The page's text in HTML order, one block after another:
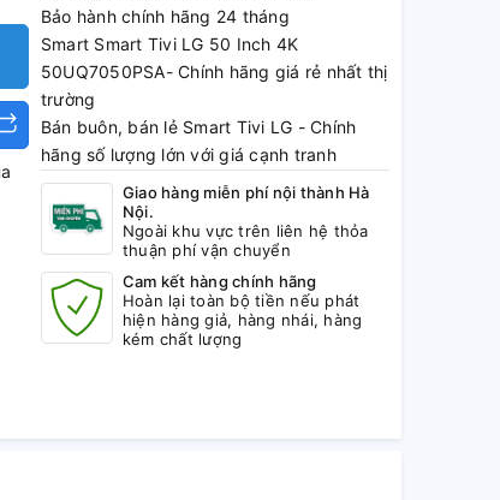
Bảo hành chính hãng 24 tháng
Smart Smart Tivi LG 50 Inch 4K
50UQ7050PSA- Chính hãng giá rẻ nhất thị
trường
Bán buôn, bán lẻ Smart Tivi LG - Chính
hãng số lượng lớn với giá cạnh tranh
Tình trang: Mới 100%Giao hàng miễn phí nội thành Hà
Nội.
Ngoài khu vực trên liên hệ thỏa
thuận phí vận chuyển
Cam kết hàng chính hãng
Hoàn lại toàn bộ tiền nếu phát
hiện hàng giả, hàng nhái, hàng
kém chất lượng